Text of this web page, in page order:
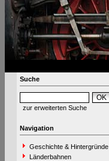
Suche
zur erweiterten Suche
Navigation
Geschichte & Hintergründe
Länderbahnen